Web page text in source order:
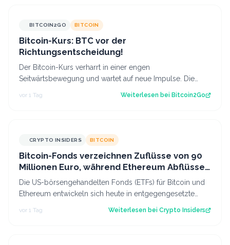
BITCOIN2GO BITCOIN
Bitcoin-Kurs: BTC vor der
Richtungsentscheidung!
Der Bitcoin-Kurs verharrt in einer engen
Seitwärtsbewegung und wartet auf neue Impulse. Die
aktuelle Chartstruktur deutet auf eine bevorsteh…
vor 1 Tag Weiterlesen bei Bitcoin2Go
CRYPTO INSIDERS BITCOIN
Bitcoin-Fonds verzeichnen Zuflüsse von 90
Millionen Euro, während Ethereum Abflüsse
hinnehmen muss
Die US-börsengehandelten Fonds (ETFs) für Bitcoin und
Ethereum entwickeln sich heute in entgegengesetzte
vor 1 Tag Weiterlesen bei Crypto Insiders